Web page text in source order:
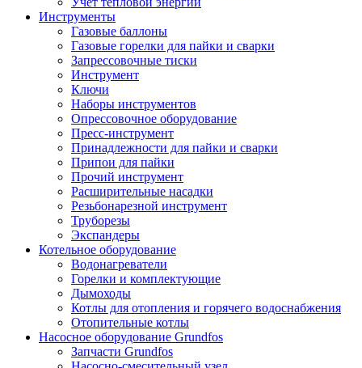
Инструменты
Газовые баллоны
Газовые горелки для пайки и сварки
Запрессовочные тиски
Инструмент
Ключи
Наборы инструментов
Опрессовочное оборудование
Пресс-инструмент
Принадлежности для пайки и сварки
Припои для пайки
Прочий инструмент
Расширительные насадки
Резьбонарезной инструмент
Труборезы
Экспандеры
Котельное оборудование
Водонагреватели
Горелки и комплектующие
Дымоходы
Котлы для отопления и горячего водоснабжения
Отопительные котлы
Насосное оборудование Grundfos
Запчасти Grundfos